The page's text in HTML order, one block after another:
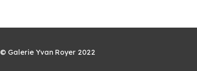
© Galerie Yvan Royer 2022